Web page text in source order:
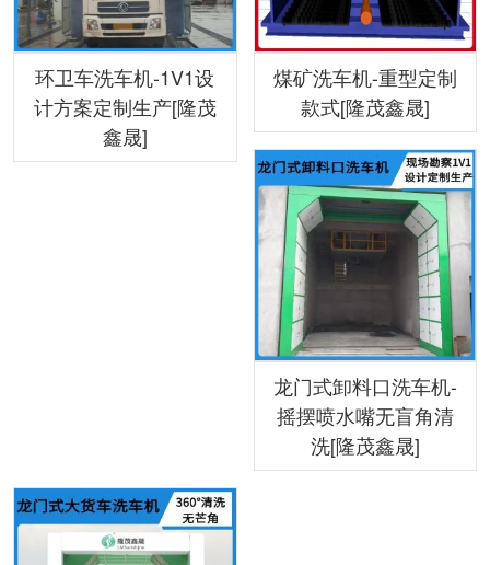
环卫车洗车机-1V1设
计方案定制生产[隆茂
鑫晟]
煤矿洗车机-重型定制
款式[隆茂鑫晟]
龙门式卸料口洗车机-
摇摆喷水嘴无盲角清
洗[隆茂鑫晟]